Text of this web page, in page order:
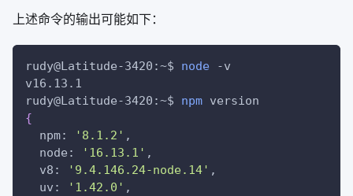
上述命令的输出可能如下：
rudy@Latitude-3420:~$ node
-v
v16.13.1
rudy@Latitude-3420:~$ npm version
{
  npm:
'8.1.2' ,
  node:
'16.13.1' ,
  v8:
'9.4.146.24-node.14' ,
  uv:
'1.42.0' ,